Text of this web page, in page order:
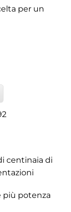
per un
centinaia di
più potenza